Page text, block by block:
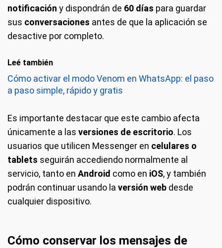
notificación y dispondrán de 60 días para guardar
sus conversaciones antes de que la aplicación se
desactive por completo.
Leé también
Cómo activar el modo Venom en WhatsApp: el paso
a paso simple, rápido y gratis
Es importante destacar que este cambio afecta
únicamente a las versiones de escritorio. Los
usuarios que utilicen Messenger en celulares o
tablets seguirán accediendo normalmente al
servicio, tanto en Android como en iOS, y también
podrán continuar usando la versión web desde
cualquier dispositivo.
Cómo conservar los mensajes de